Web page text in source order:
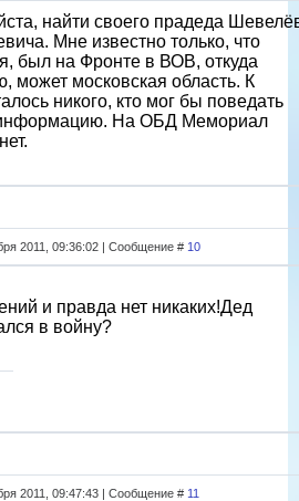
найти своего прадеда
Мне известно только, что
был на Фронте в ВОВ, откуда
может московская область. К
никого, кто мог бы поведать
На ОБД Мемориал
2011, 09:36:02 | Сообщение # 10
и правда нет никаких!Дед
в войну?
2011, 09:47:43 | Сообщение # 11